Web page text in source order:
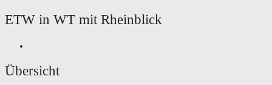
ETW in WT mit Rheinblick
Übersicht